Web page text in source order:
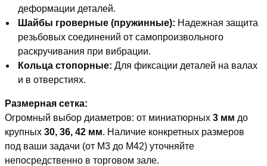
деформации деталей.
Шайбы гроверные (пружинные): Надежная защита
резьбовых соединений от самопроизвольного
раскручивания при вибрации.
Кольца стопорные: Для фиксации деталей на валах
и в отверстиях.
Размерная сетка:
Огромный выбор диаметров: от миниатюрных 3 мм до
крупных 30, 36, 42 мм. Наличие конкретных размеров
под ваши задачи (от М3 до М42) уточняйте
непосредственно в торговом зале.